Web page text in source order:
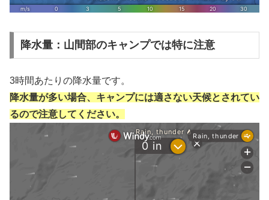
降水量：山間部のキャンプでは特に注意
3時間あたりの降水量です。
降水量が多い場合、キャンプには適さない天候とされてい
るので注意してください。